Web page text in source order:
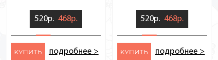
520р. 468р.
KУПИТЬ подробнее >
520р. 468р.
KУПИТЬ подробнее >